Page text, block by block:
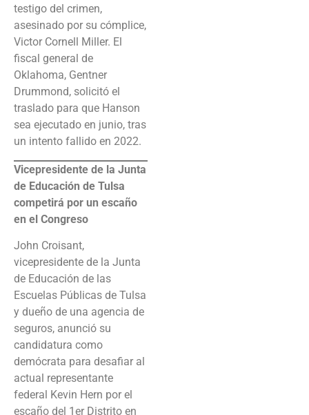
testigo del crimen,
asesinado por su cómplice,
Victor Cornell Miller. El
fiscal general de
Oklahoma, Gentner
Drummond, solicitó el
traslado para que Hanson
sea ejecutado en junio, tras
un intento fallido en 2022.
Vicepresidente de la Junta
de Educación de Tulsa
competirá por un escaño
en el Congreso
John Croisant,
vicepresidente de la Junta
de Educación de las
Escuelas Públicas de Tulsa
y dueño de una agencia de
seguros, anunció su
candidatura como
demócrata para desafiar al
actual representante
federal Kevin Hern por el
escaño del 1er Distrito en